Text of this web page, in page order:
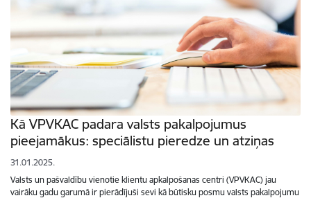
Kā VPVKAC padara valsts pakalpojumus
pieejamākus: speciālistu pieredze un atziņas
31.01.2025.
Valsts un pašvaldību vienotie klientu apkalpošanas centri (VPVKAC) jau
vairāku gadu garumā ir pierādījuši sevi kā būtisku posmu valsts pakalpojumu